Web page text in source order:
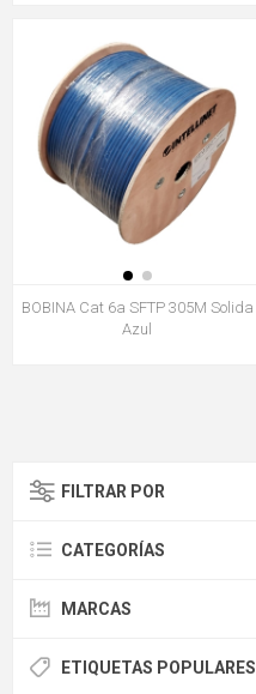
BOBINA Cat 6a SFTP 305M Solida
Azul
FILTRAR POR
CATEGORÍAS
MARCAS
ETIQUETAS POPULARES